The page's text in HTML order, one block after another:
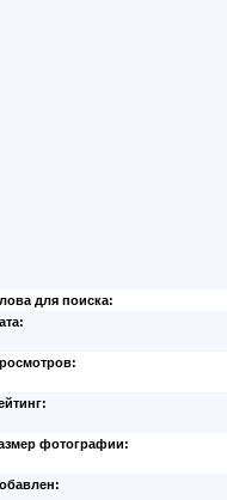
для поиска:
фотографии: